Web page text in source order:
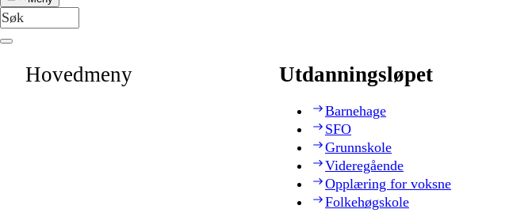
Hovedmeny Utdanningsløpet
Barnehage
SFO
Grunnskole
Videregående
Opplæring for voksne
Folkehøgskole